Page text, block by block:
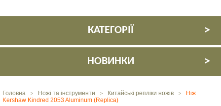
КАТЕГОРІЇ
НОВИНКИ
Головна > Ножі та інструменти > Китайські репліки ножів >
Ніж
Kershaw Kindred 2053 Aluminum (Replica)